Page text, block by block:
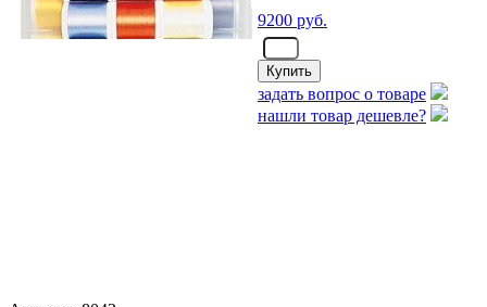
9200 руб.
задать вопрос о товаре
нашли товар дешевле?